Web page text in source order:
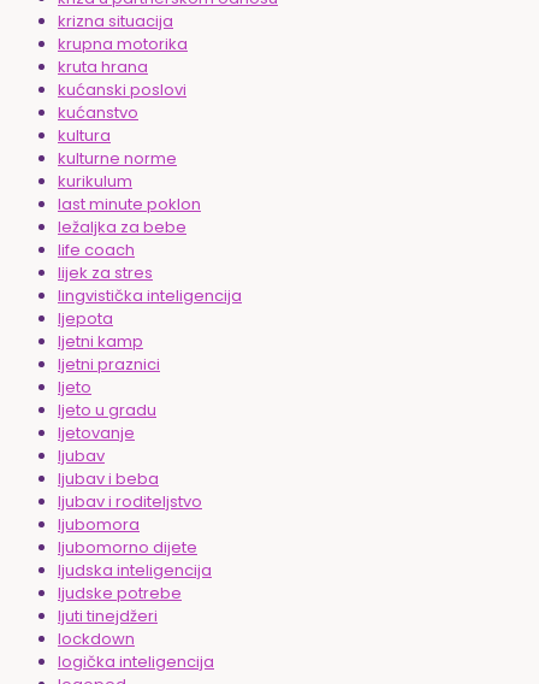
krizna situacija
krupna motorika
kruta hrana
kućanski poslovi
kućanstvo
kultura
kulturne norme
kurikulum
last minute poklon
ležaljka za bebe
life coach
lijek za stres
lingvistička inteligencija
ljepota
ljetni kamp
ljetni praznici
ljeto
ljeto u gradu
ljetovanje
ljubav
ljubav i beba
ljubav i roditeljstvo
ljubomora
ljubomorno dijete
ljudska inteligencija
ljudske potrebe
ljuti tinejdžeri
lockdown
logička inteligencija